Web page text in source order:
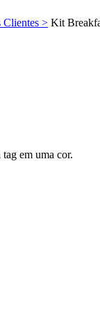
Clientes > Kit
em uma cor.